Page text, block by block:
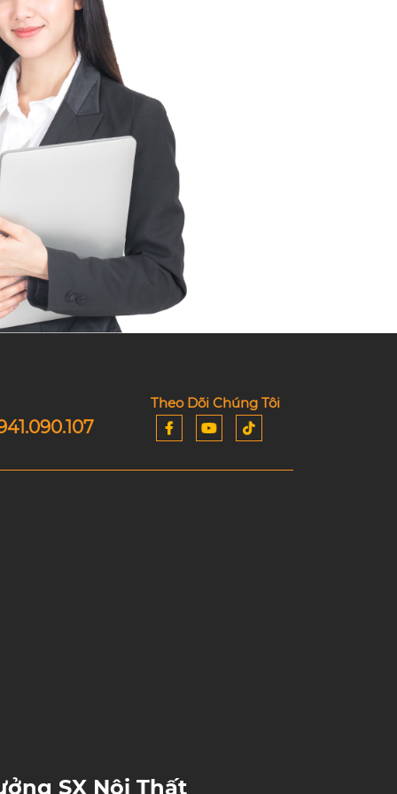
Theo Dõi Chúng Tôi
SX Nội Thất